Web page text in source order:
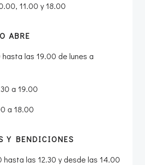
11.00 y 18.00
ABRE
las 19.00 de lunes a
a 19.00
a 18.00
Y BENDICIONES
las 12.30 y desde las 14.00